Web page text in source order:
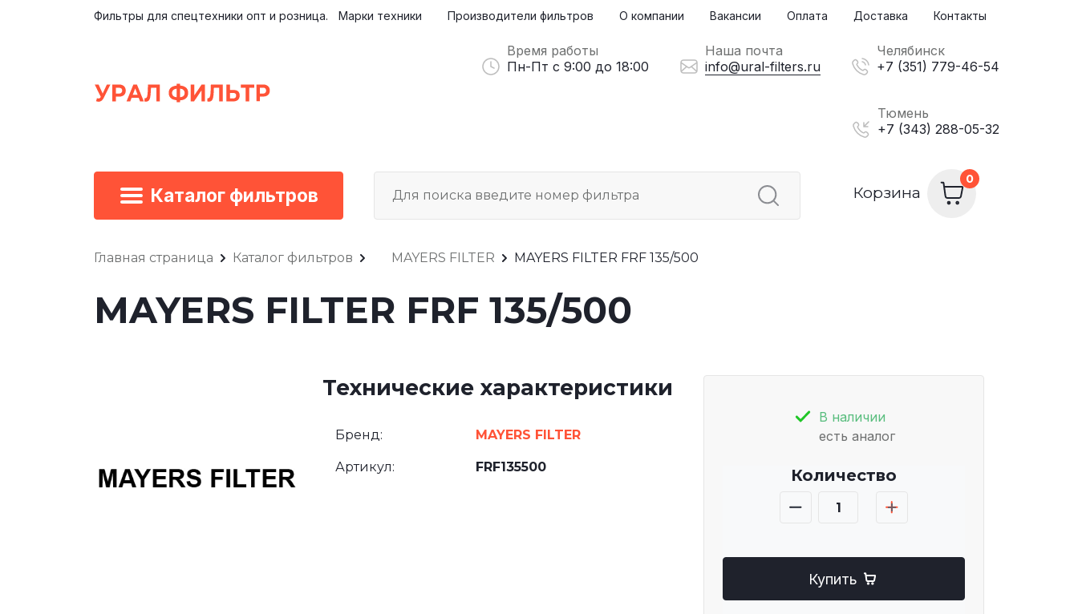
Каталог фильтров Корзина
Фильтры для спецтехники опт и розница. Марки техники Производители фильтров О компании Вакансии Оплата Доставка Контакты
Время работы
Пн-Пт с 9:00 до 18:00
Наша почта
info@ural-filters.ru
Челябинск
+7 (351) 779-46-54
Тюмень
+7 (343) 288-05-32
Главная страница Каталог фильтров MAYERS FILTER MAYERS FILTER FRF 135/500
MAYERS FILTER FRF 135/500
В наличии
есть аналог
Количество
Купить
Технические характеристики
Бренд: MAYERS FILTER
Артикул: FRF135500